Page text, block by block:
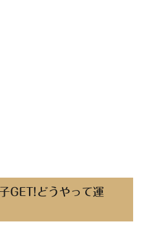
GET!どうやって運